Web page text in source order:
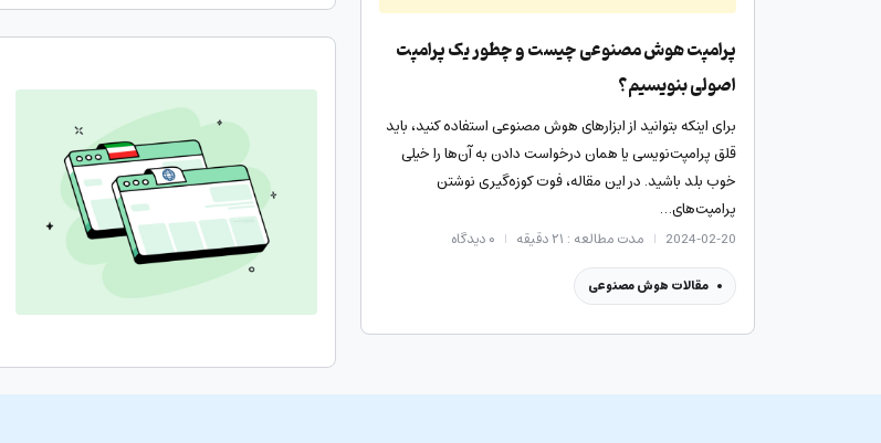
پرامپت هوش مصنوعی چیست و چطور یک پرامپت
اصولی بنویسیم؟
برای اینکه بتوانید از ابزارهای هوش مصنوعی استفاده کنید، باید
قلق پرامپت‌نویسی یا همان درخواست دادن به آن‌ها را خیلی
خوب بلد باشید. در این مقاله، فوت کوزه‌گیری نوشتن
پرامپت‌های…
2024-02-20 مدت مطالعه : ۲۱ دقیقه ۰دیدگاه
مقالات هوش مصنوعی